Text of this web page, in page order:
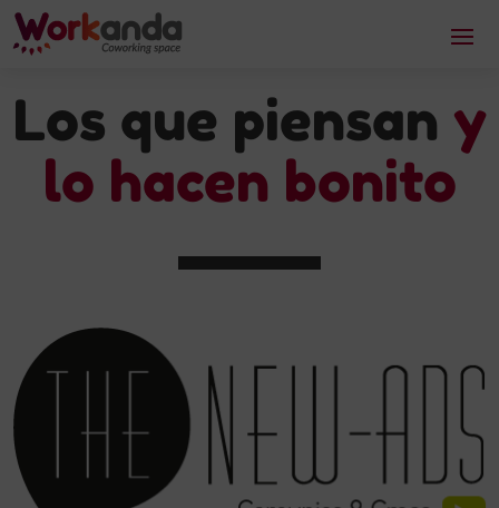
Los que piensan y
lo hacen bonito